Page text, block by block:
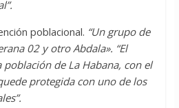
poblacional. “Un grupo de
02 y otro Abdala». “El
de La Habana, con el
protegida con uno de los